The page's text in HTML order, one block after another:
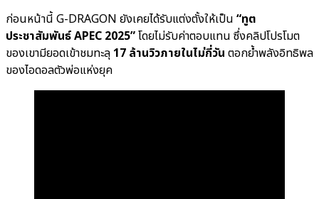
ก่อนหน้านี้ G-DRAGON ยังเคยได้รับแต่งตั้งให้เป็น “ทูต
ประชาสัมพันธ์ APEC 2025”โดยไม่รับค่าตอบแทน ซึ่งคลิปโปรโมต
ของเขามียอดเข้าชมทะลุ 17 ล้านวิวภายในไม่กี่วัน ตอกย้ำพลังอิทธิพล
ของไอดอลตัวพ่อแห่งยุค